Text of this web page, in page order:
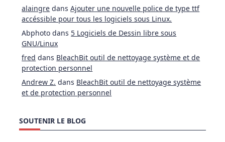
alaingre dansAjouter une nouvelle police de type ttf
accéssible pour tous les logiciels sous Linux.
Abphoto dans 5 Logiciels de Dessin libre sous
GNU/Linux
fred dans BleachBit outil de nettoyage système et de
protection personnel
Andrew Z. dans BleachBit outil de nettoyage système
et de protection personnel
SOUTENIR LE BLOG